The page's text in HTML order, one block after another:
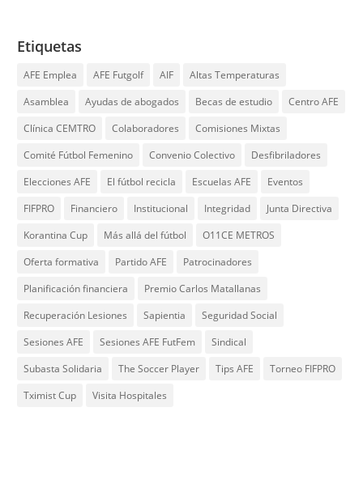
Etiquetas
AFE Emplea AFE Futgolf AIF
Altas Temperaturas
Asamblea
Ayudas de abogados Becas de estudio
Centro AFE
Clínica CEMTRO
Colaboradores
Comisiones Mixtas
Comité Fútbol Femenino
Convenio Colectivo
Desfibriladores
Elecciones AFE
El fútbol recicla Escuelas AFE
Eventos
FIFPRO
Financiero Institucional Integridad
Junta Directiva
Korantina Cup
Más allá del fútbol
O11CE METROS
Oferta formativa
Partido AFE
Patrocinadores
Planificación financiera
Premio Carlos Matallanas
Recuperación Lesiones
Sapientia
Seguridad Social
Sesiones AFE
Sesiones AFE FutFem
Sindical
Subasta Solidaria
The Soccer Player Tips AFE
Torneo FIFPRO
Tximist Cup
Visita Hospitales